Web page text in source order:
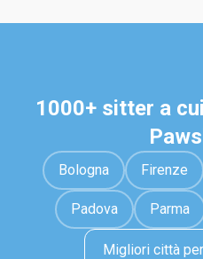
1000+ sitter a
Bologna Firenze
Padova Parma
Migliori città